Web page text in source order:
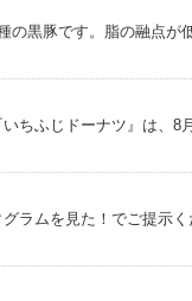
の黒豚です。脂の融点が
ちふじドーナツ』は、8
ラムを見た！でご提示